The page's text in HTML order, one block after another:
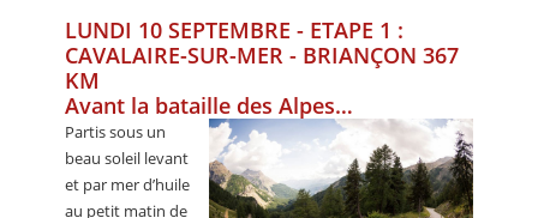
LUNDI 10 SEPTEMBRE - ETAPE 1 :
CAVALAIRE-SUR-MER - BRIANÇON 367
KM
Avant la bataille des Alpes…
Partis sous un
beau soleil levant
et par mer d’huile
au petit matin de